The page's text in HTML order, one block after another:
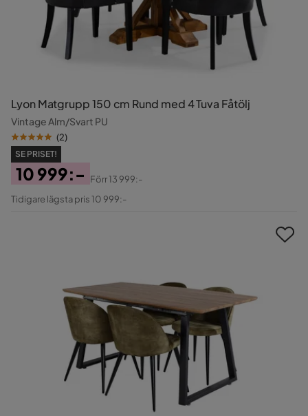
Lyon Matgrupp 150 cm Rund med 4 Tuva Fåtölj
Vintage Alm/Svart PU
(2)
SE PRISET!
Pris
10 999:-
Original
Förr13 999:-
Tidigare lägsta pris 10 999:-